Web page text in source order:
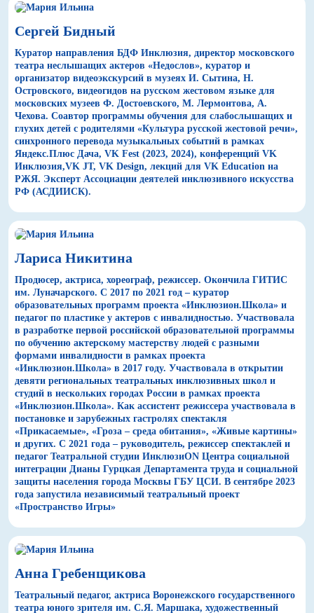
Сергей Бидный
Куратор направления БДФ Инклюзия, директор московского
театра неслышащих актеров «Недослов», куратор и
организатор видеоэкскурсий в музеях И. Сытина, Н.
Островского, видеогидов на русском жестовом языке для
московских музеев Ф. Достоевского, М. Лермонтова, А.
Чехова. Соавтор программы обучения для слабослышащих и
глухих детей с родителями «Культура русской жестовой речи»,
синхронного перевода музыкальных событий в рамках
Яндекс.Плюс Дача, VK Fest (2023, 2024), конференций VK
Инклюзия,VK JT, VK Design, лекций для VK Education на
РЖЯ. Эксперт Ассоциации деятелей инклюзивного искусства
РФ (АСДИИСК).
Лариса Никитина
Продюсер, актриса, хореограф, режиссер. Окончила ГИТИС
им. Луначарского. С 2017 по 2021 год – куратор
образовательных программ проекта «Инклюзион.Школа» и
педагог по пластике у актеров с инвалидностью. Участвовала
в разработке первой российской образовательной программы
по обучению актерскому мастерству людей с разными
формами инвалидности в рамках проекта
«Инклюзион.Школа» в 2017 году. Участвовала в открытии
девяти региональных театральных инклюзивных школ и
студий в нескольких городах России в рамках проекта
«Инклюзион.Школа». Как ассистент режиссера участвовала в
постановке и зарубежных гастролях спектакля
«Прикасаемые», «Гроза – среда обитания», «Живые картины»
и других. С 2021 года – руководитель, режиссер спектаклей и
педагог Театральной студии ИнклюзиON Центра социальной
интеграции Дианы Гурцкая Департамента труда и социальной
защиты населения города Москвы ГБУ ЦСИ. В сентябре 2023
года запустила независимый театральный проект
«Пространство Игры»
Анна Гребенщикова
Театральный педагог, актриса Воронежского государственного
театра юного зрителя им. С.Я. Маршака, художественный